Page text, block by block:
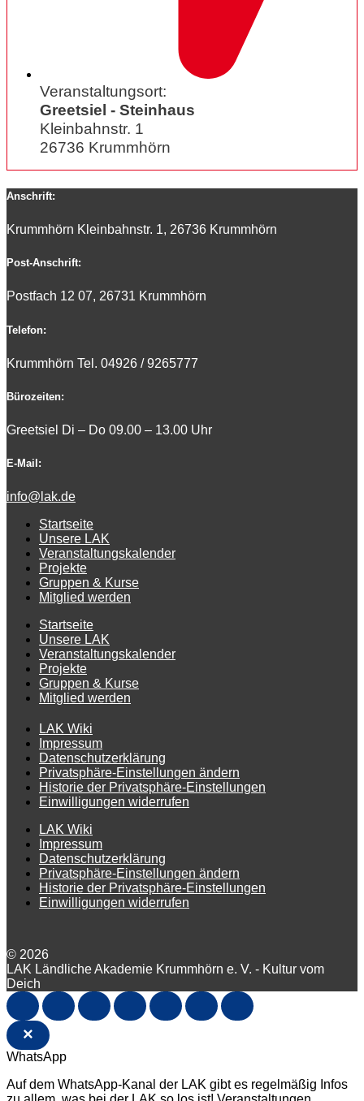
Veranstaltungsort:
Greetsiel - Steinhaus
Kleinbahnstr. 1
26736 Krummhörn
Anschrift:
Krummhörn Kleinbahnstr. 1, 26736 Krummhörn
Post-Anschrift:
Postfach 12 07, 26731 Krummhörn
Telefon:
Krummhörn Tel. 04926 / 9265777
Bürozeiten:
Greetsiel Di – Do 09.00 – 13.00 Uhr
E-Mail:
info@lak.de
Startseite
Unsere LAK
Veranstaltungskalender
Projekte
Gruppen & Kurse
Mitglied werden
Startseite
Unsere LAK
Veranstaltungskalender
Projekte
Gruppen & Kurse
Mitglied werden
LAK Wiki
Impressum
Datenschutzerklärung
Privatsphäre-Einstellungen ändern
Historie der Privatsphäre-Einstellungen
Einwilligungen widerrufen
LAK Wiki
Impressum
Datenschutzerklärung
Privatsphäre-Einstellungen ändern
Historie der Privatsphäre-Einstellungen
Einwilligungen widerrufen
© 2026
LAK Ländliche Akademie Krummhörn e. V. - Kultur vom
Deich
×
WhatsApp
Auf dem WhatsApp-Kanal der LAK gibt es regelmäßig Infos